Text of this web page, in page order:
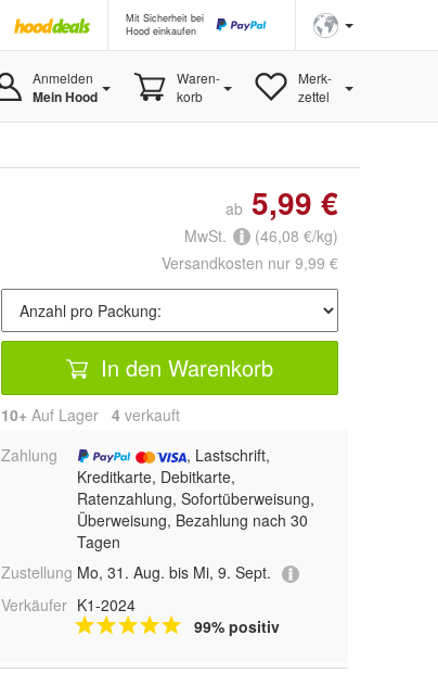
Mit Sicherheit bei
Hood einkaufen
Anmelden
Mein Hood
Waren-
korb
Merk-
zettel
ab 5,99 €
MwSt.
(46,08 €/kg)
Versandkosten nur 9,99 €
In den Warenkorb
10+ Auf Lager 4 verkauft
Zahlung
, Lastschrift,
Kreditkarte, Debitkarte,
Ratenzahlung, Sofortüberweisung,
Überweisung, Bezahlung nach 30
Tagen
Zustellung Mo, 31. Aug. bis Mi, 9. Sept.
Verkäufer K1-2024
99% positiv